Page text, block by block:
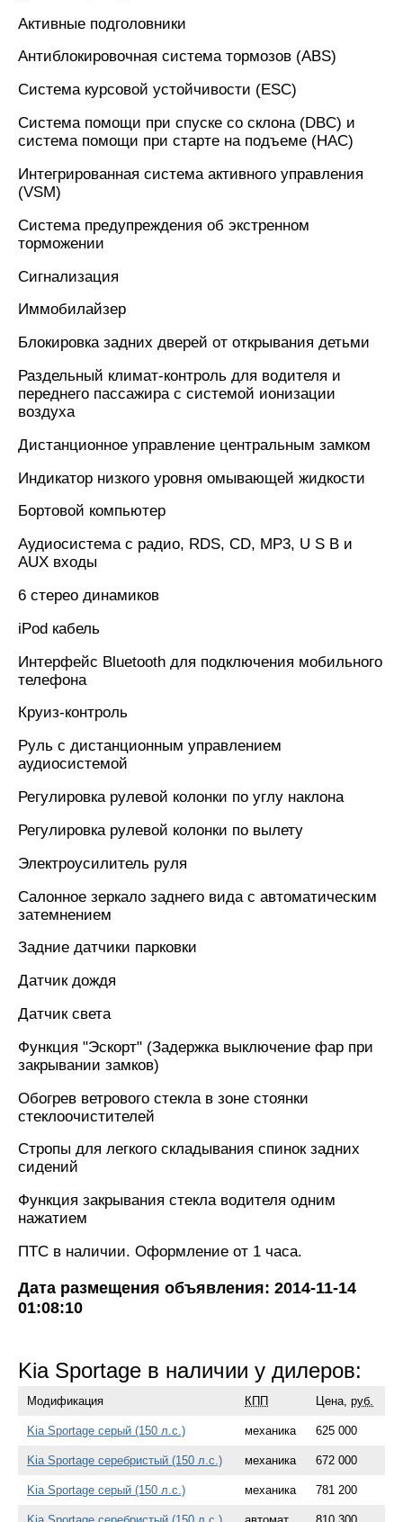
Активные подголовники
Антиблокировочная система тормозов (ABS)
Система курсовой устойчивости (ESC)
Система помощи при спуске со склона (DBC) и
система помощи при старте на подъеме (HAC)
Интегрированная система активного управления
(VSM)
Система предупреждения об экстренном
торможении
Сигнализация
Иммобилайзер
Блокировка задних дверей от открывания детьми
Раздельный климат-контроль для водителя и
переднего пассажира с системой ионизации
воздуха
Дистанционное управление центральным замком
Индикатор низкого уровня омывающей жидкости
Бортовой компьютер
Аудиосистема с радио, RDS, CD, MP3, U S B и
AUX входы
6 стерео динамиков
iPod кабель
Интерфейс Bluetooth для подключения мобильного
телефона
Круиз-контроль
Руль с дистанционным управлением
аудиосистемой
Регулировка рулевой колонки по углу наклона
Регулировка рулевой колонки по вылету
Электроусилитель руля
Салонное зеркало заднего вида с автоматическим
затемнением
Задние датчики парковки
Датчик дождя
Датчик света
Функция "Эскорт" (Задержка выключение фар при
закрывании замков)
Обогрев ветрового стекла в зоне стоянки
стеклоочистителей
Стропы для легкого складывания спинок задних
сидений
Функция закрывания стекла водителя одним
нажатием
ПТС в наличии. Оформление от 1 часа.
Дата размещения объявления: 2014-11-14
01:08:10
Kia Sportage в наличии у дилеров:
Модификация КПП Цена, руб.
Kia Sportage серый (150 л.с.) механика 625 000
Kia Sportage серебристый (150 л.с.) механика 672 000
Kia Sportage серый (150 л.с.) механика 781 200